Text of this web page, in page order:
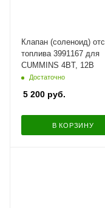
Клапан (соленоид)
топлива 3991167 для
CUMMINS 4BT, 12В
Достаточно
5 200 руб.
В КОРЗИНУ